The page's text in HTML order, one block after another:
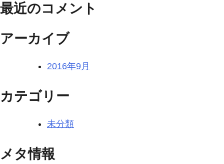
最近のコメント
アーカイブ
2016年9月
カテゴリー
未分類
メタ情報